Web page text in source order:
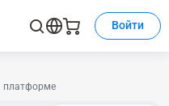
Войти
платформе